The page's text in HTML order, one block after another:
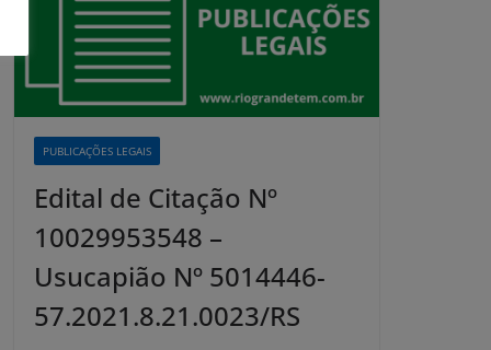
PUBLICAÇÕES LEGAIS
Edital de Citação Nº
10029953548 –
Usucapião Nº 5014446-
57.2021.8.21.0023/RS